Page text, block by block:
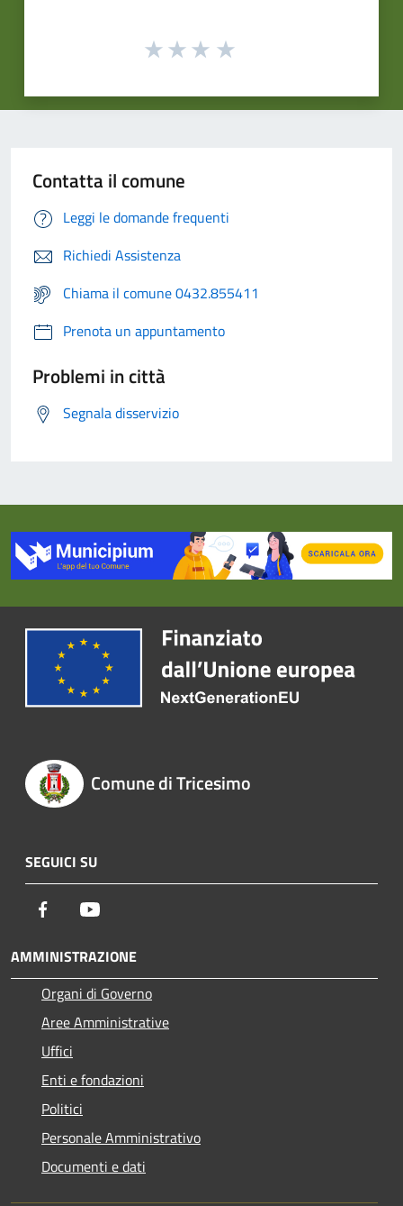
Contatta il comune
Leggi le domande frequenti
Richiedi Assistenza
Chiama il comune 0432.855411
Prenota un appuntamento
Problemi in città
Segnala disservizio
Comune di Tricesimo
SEGUICI SU
Facebook
AMMINISTRAZIONE
Organi di Governo
Aree Amministrative
Uffici
Enti e fondazioni
Politici
Personale Amministrativo
Documenti e dati